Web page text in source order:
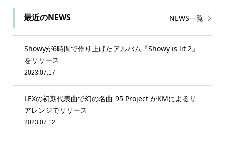
最近のNEWS NEWS一覧
Showyが6時間で作り上げたアルバム『Showy is lit 2』
をリリース
2023.07.17
LEXの初期代表曲で幻の名曲 95 Project がKMによるリ
アレンジでリリース
2023.07.12